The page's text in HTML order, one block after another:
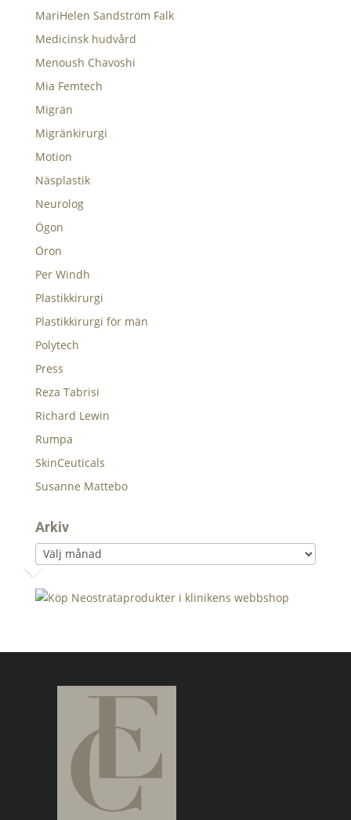
MariHelen Sandström Falk
Medicinsk hudvård
Menoush Chavoshi
Mia Femtech
Migrän
Migränkirurgi
Motion
Näsplastik
Neurolog
Ögon
Öron
Per Windh
Plastikkirurgi
Plastikkirurgi för män
Polytech
Press
Reza Tabrisi
Richard Lewin
Rumpa
SkinCeuticals
Susanne Mattebo
Arkiv
Arkiv